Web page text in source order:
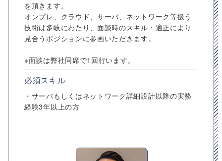
を頂きます。
オンプレ、クラウド、サーバ、ネットワーク等扱う
技術は多岐にわたり、面談時のスキル・適正により
見合うポジションに参画いただきます。
※面談は弊社同席で1回行います。
必須スキル
・サーバもしくはネットワーク詳細設計以降の実務
経験3年以上の方